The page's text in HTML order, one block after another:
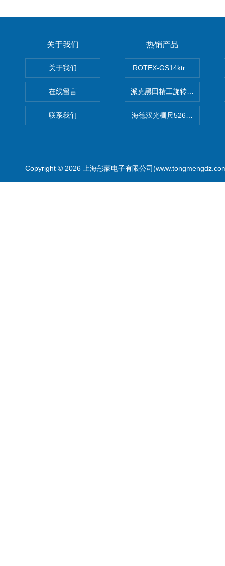
关于我们
关于我们
在线留言
联系我们
热销产品
ROTEX-GS14ktr梅花连轴器
派克黑田精工旋转气缸
海德汉光栅尺526974-09
Copyright © 2026 上海彤蒙电子有限公司